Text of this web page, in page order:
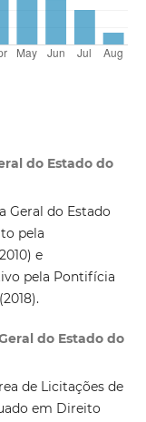
do Estado do
Geral do Estado
pela
e
pela Pontifícia
do Estado do
de Licitações de
em Direito